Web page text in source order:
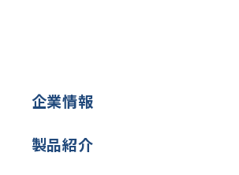
企業情報
製品紹介